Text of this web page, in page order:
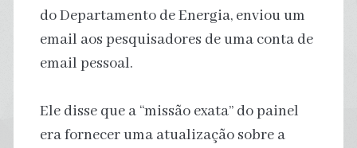
do Departamento de Energia, enviou um
email aos pesquisadores de uma conta de
email pessoal.
Ele disse que a “missão exata” do painel
era fornecer uma atualização sobre a